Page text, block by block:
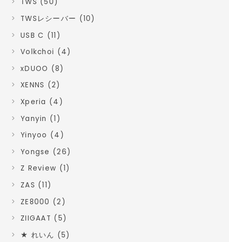
TWS (50)
TWSレシーバー (10)
USB C (11)
Volkchoi (4)
xDUOO (8)
XENNS (2)
Xperia (4)
Yanyin (1)
Yinyoo (4)
Yongse (26)
Z Review (1)
ZAS (11)
ZE8000 (2)
ZIIGAAT (5)
★ れいん (5)